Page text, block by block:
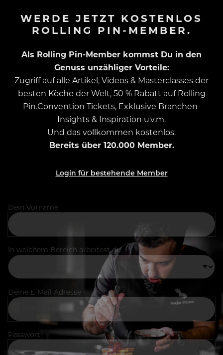
WERDE JETZT KOSTENLOS
ROLLING PIN-MEMBER.
Als Rolling Pin-Member kommst Du in den
Genuss unzähliger Vorteile:
Zugriff auf alle Artikel, Videos & Masterclasses der
besten Köche der Welt, 50 % Rabatt auf Rolling
Pin.Convention Tickets, Exklusive Branchen-
Insights & Inspiration u.v.m.
Und das vollkommen kostenlos.
Bereits über 120.000 Member.
Login für bestehende Member
Dein Vorname
In welchem Bereich arbeitest du
Deine E-Mail Adresse
Passwort